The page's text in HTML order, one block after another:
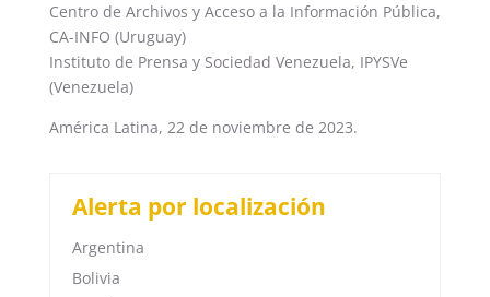
Centro de Archivos y Acceso a la Información Pública,
CA-INFO (Uruguay)
Instituto de Prensa y Sociedad Venezuela, IPYSVe
(Venezuela)
América Latina, 22 de noviembre de 2023.
Alerta por localización
Argentina
Bolivia